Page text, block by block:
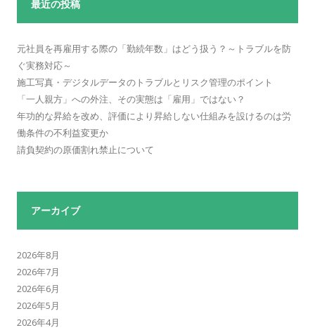
最近の投稿
元社員を再雇用する際の「勤続年数」はどう扱う？～トラブルを防
ぐ実務対応～
施工写真・デジタルデータのトラブルとリスク管理のポイント
「一人親方」への外注、その実態は「雇用」ではない？
年功的な昇給を改め、評価により昇給しない仕組みを設けるのは労
働条件の不利益変更か
請負契約の原価割れ禁止について
アーカイブ
2026年8月
2026年7月
2026年6月
2026年5月
2026年4月